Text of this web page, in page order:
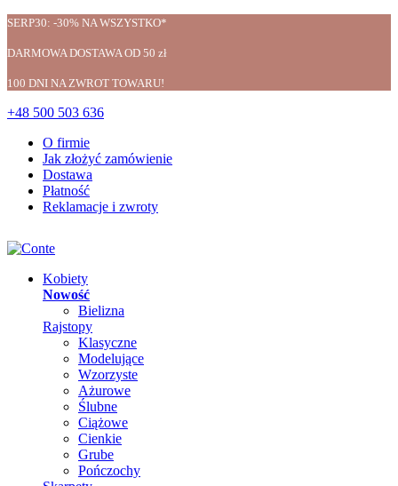
SERP30: -30% NA WSZYSTKO*
DARMOWA DOSTAWA OD 50 zł
100 DNI NA ZWROT TOWARU!
+48 500 503 636
O firmie
Jak złożyć zamówienie
Dostawa
Płatność
Reklamacje i zwroty
Kobiety
Nowość
Bielizna
Rajstopy
Klasyczne
Modelujące
Wzorzyste
Ażurowe
Ślubne
Ciążowe
Cienkie
Grube
Pończochy